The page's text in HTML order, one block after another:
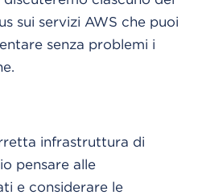
sui servizi AWS che puoi
senza problemi i
infrastruttura di
pensare alle
e considerare le